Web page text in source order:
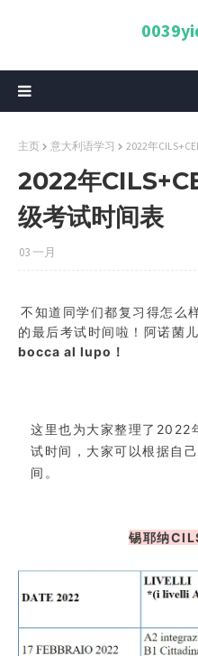
主页 意大利语学习 2022年
2022年
级考试时间表
03 一月
不知道同学们都复习得怎么
的最后考试时间啦！阿诺菌
bocca al lupo！
这里也为大家整理了2022
试时间，大家可以根据自
间。
锡耶纳